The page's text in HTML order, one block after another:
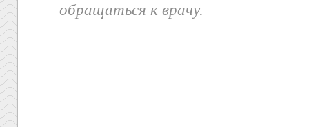
обращаться к врачу.